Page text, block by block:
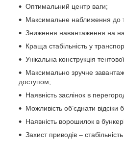
Оптимальний центр ваги;
Максимальне наближення до
Зниження навантаження на
Краща стабільність у
Унікальна конструкція
Максимально зручне
доступом;
Наявність заслінок в
Можливість об’єднати відсіки
Наявність ворошилок в
Захист приводів –